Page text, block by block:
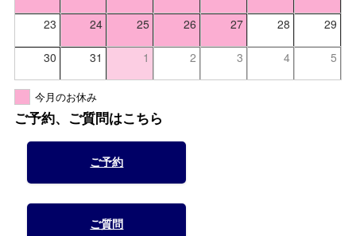
23 24 25 26 27 28 29
30 31 1 2 3 4 5
今月のお休み
ご予約、ご質問はこちら
ご予約
ご質問